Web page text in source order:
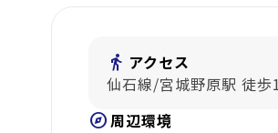
directions_walk アクセス
仙石線/宮城野原駅 徒
explore周辺環境